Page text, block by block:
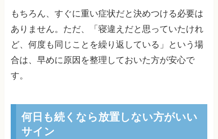
もちろん、すぐに重い症状だと決めつける必要は
ありません。ただ、「寝違えだと思っていたけれ
ど、何度も同じことを繰り返している」という場
合は、早めに原因を整理しておいた方が安心で
す。
何日も続くなら放置しない方がいい
サイン